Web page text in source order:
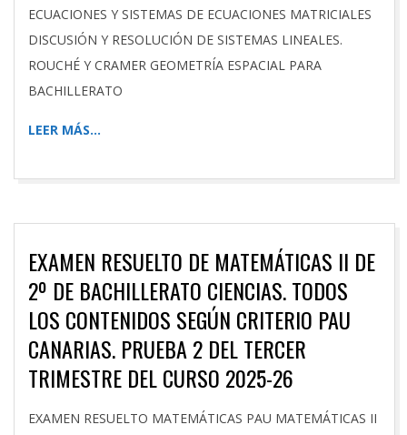
ECUACIONES Y SISTEMAS DE ECUACIONES MATRICIALES
DISCUSIÓN Y RESOLUCIÓN DE SISTEMAS LINEALES.
ROUCHÉ Y CRAMER GEOMETRÍA ESPACIAL PARA
BACHILLERATO
LEER MÁS…
EXAMEN RESUELTO DE MATEMÁTICAS II DE
2º DE BACHILLERATO CIENCIAS. TODOS
LOS CONTENIDOS SEGÚN CRITERIO PAU
CANARIAS. PRUEBA 2 DEL TERCER
TRIMESTRE DEL CURSO 2025-26
2026-
EXAMEN RESUELTO MATEMÁTICAS PAU MATEMÁTICAS II